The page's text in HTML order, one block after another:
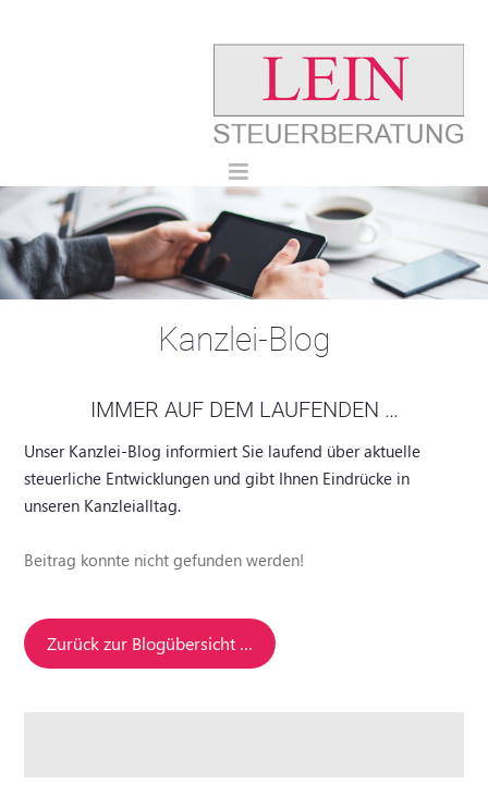
Kanzlei-Blog
IMMER AUF DEM LAUFENDEN …
Unser Kanzlei-Blog informiert Sie laufend über aktuelle
steuerliche Entwicklungen und gibt Ihnen Eindrücke in
unseren Kanzleialltag.
Beitrag konnte nicht gefunden werden!
Zurück zur Blogübersicht …